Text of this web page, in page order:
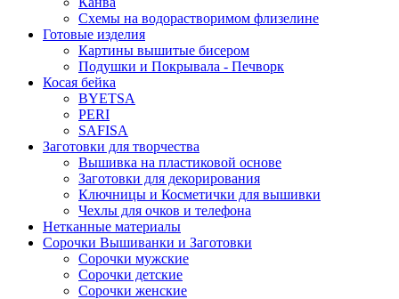
Схемы на водорастворимом флизелине
Готовые изделия
Картины вышитые бисером
Подушки и Покрывала - Печворк
Косая бейка
BYETSA
PERI
SAFISA
Заготовки для творчества
Вышивка на пластиковой основе
Заготовки для декорирования
Ключницы и Косметички для вышивки
Чехлы для очков и телефона
Нетканные материалы
Сорочки Вышиванки и Заготовки
Cорочки мужские
Сорочки детские
Сорочки женские